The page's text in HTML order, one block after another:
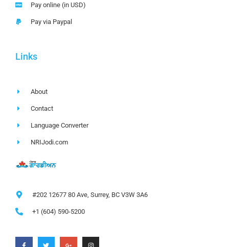
Pay online (in USD)
Pay via Paypal
Links
About
Contact
Language Converter
NRIJodi.com
#202 12677 80 Ave, Surrey, BC V3W 3A6
+1 (604) 590-5200